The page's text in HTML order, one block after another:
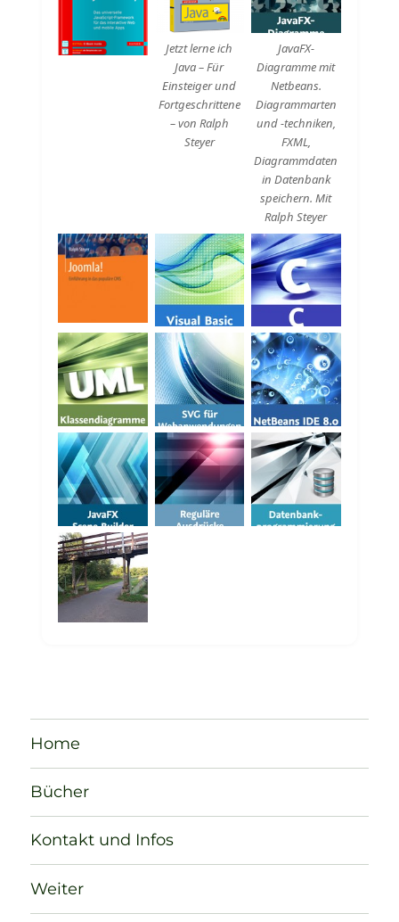
Jetzt lerne ich
Java – Für
Einsteiger und
Fortgeschrittene
– von Ralph
Steyer
JavaFX-
Diagramme mit
Netbeans.
Diagrammarten
und -techniken,
FXML,
Diagrammdaten
in Datenbank
speichern. Mit
Ralph Steyer
Home
Bücher
Kontakt und Infos
Weiter